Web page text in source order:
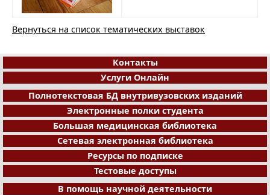
Вернуться на список тематических выставок
Контакты
Услуги Онлайн
Полнотекстовая БД внутривузовских изданий
Электронные полки студента
Большая медицинская библиотека
Сетевая электронная библиотека
Ресурсы по подписке
Тестовые доступы
В помощь научной деятельности